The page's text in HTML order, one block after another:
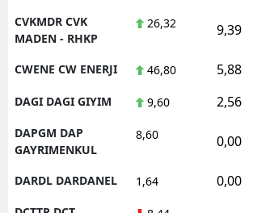
CVKMDR CVK
MADEN - RHKP
26,32 9,39
CWENE CW ENERJI 46,80 5,88
DAGI DAGI GIYIM 9,60 2,56
DAPGM DAP
GAYRIMENKUL
8,60 0,00
DARDL DARDANEL 1,64 0,00